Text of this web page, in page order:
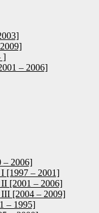
]
– 2006]
– 2006]
[1997 – 2001]
[2001 – 2006]
[2004 – 2009]
– 1995]